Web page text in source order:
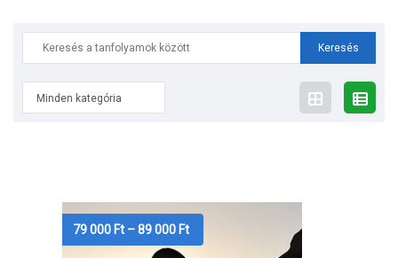
Search
for:
Minden kategória
79 000 Ft –89 000 FtÁrtartomány: